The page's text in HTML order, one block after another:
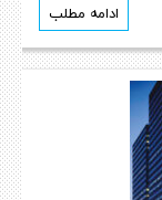
ادامه مطلب